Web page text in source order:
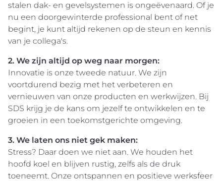
stalen dak- en gevelsystemen is ongeëvenaard. Of je
nu een doorgewinterde professional bent of net
begint, je kunt altijd rekenen op de steun en kennis
van je collega's.
2. We zijn altijd op weg naar morgen:
Innovatie is onze tweede natuur. We zijn
voortdurend bezig met het verbeteren en
vernieuwen van onze producten en werkwijzen. Bij
SDS krijg je de kans om jezelf te ontwikkelen en te
groeien in een toekomstgerichte omgeving.
3. We laten ons niet gek maken:
Stress? Daar doen we niet aan. We houden het
hoofd koel en blijven rustig, zelfs als de druk
toeneemt. Onze ontspannen en positieve werksfeer